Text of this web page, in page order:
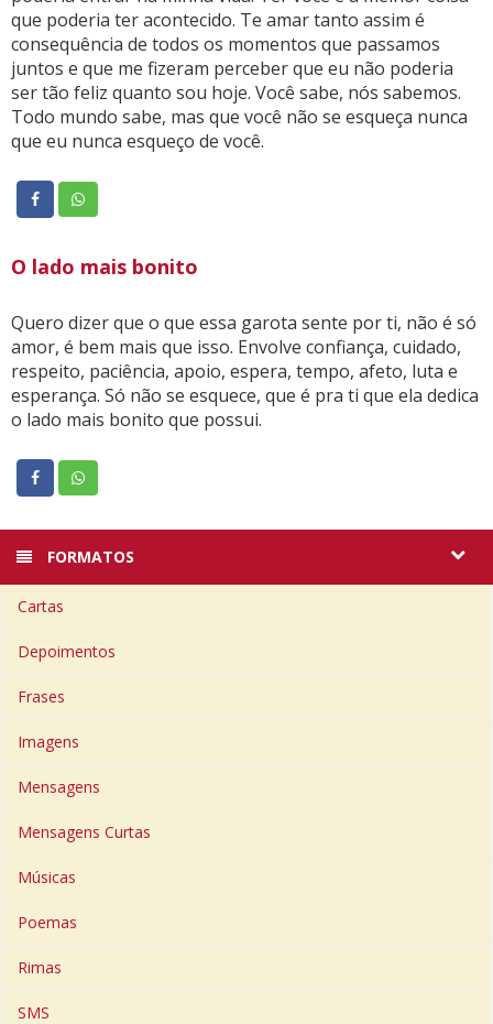
que poderia ter acontecido. Te amar tanto assim é
consequência de todos os momentos que passamos
juntos e que me fizeram perceber que eu não poderia
ser tão feliz quanto sou hoje. Você sabe, nós sabemos.
Todo mundo sabe, mas que você não se esqueça nunca
que eu nunca esqueço de você.
O lado mais bonito
Quero dizer que o que essa garota sente por ti, não é só
amor, é bem mais que isso. Envolve confiança, cuidado,
respeito, paciência, apoio, espera, tempo, afeto, luta e
esperança. Só não se esquece, que é pra ti que ela dedica
o lado mais bonito que possui.
FORMATOS
Cartas
Depoimentos
Frases
Imagens
Mensagens
Mensagens Curtas
Músicas
Poemas
Rimas
SMS